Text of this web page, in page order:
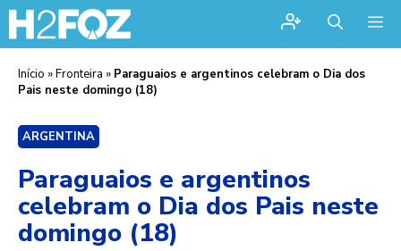
Início »Fronteira » Paraguaios e argentinos celebram o Dia dos
Pais neste domingo (18)
ARGENTINA
Paraguaios e argentinos
celebram o Dia dos Pais neste
domingo (18)